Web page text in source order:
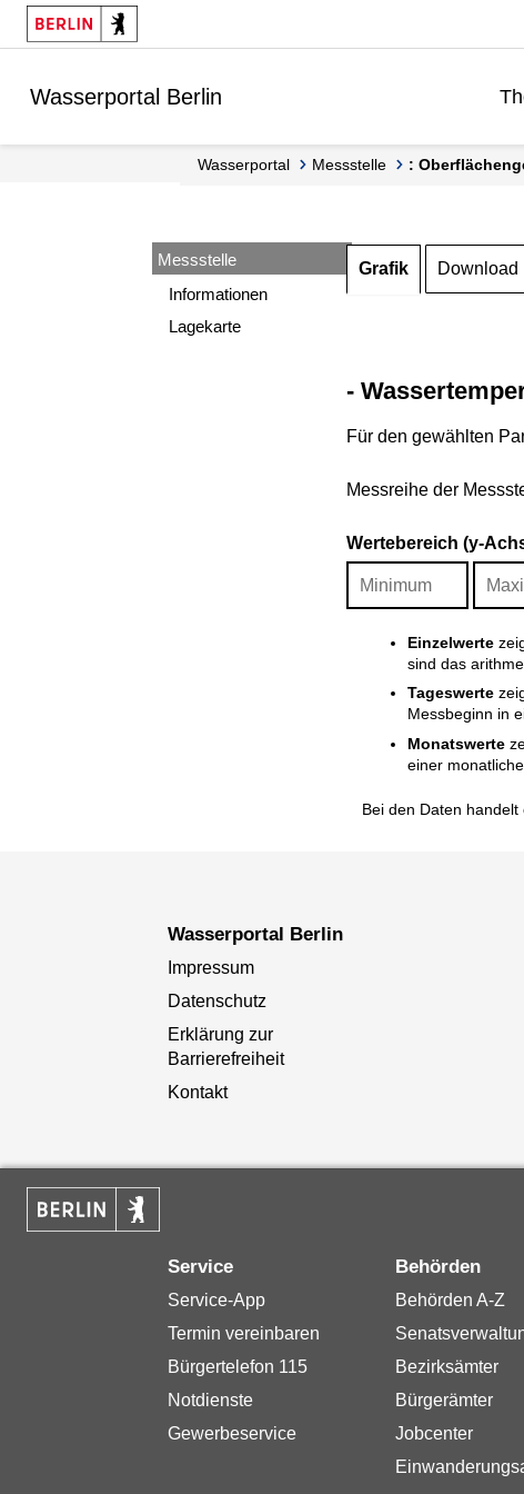
Springe zur Navigation
Springe zum Inhalt
Wasserportal Berlin
Wasserportal Messstelle :
Messstelle
Informationen
Lagekarte
Grafik Download
-
Für den gewählten
Messreihe der
Wertebereich (y-
Einzelwerte
sind das
Tageswerte
Messbeginn in
Monatswerte
einer
Bei den Daten
Wasserportal Berlin
Impressum
Datenschutz
Erklärung zur
Barrierefreiheit
Kontakt
Service
Service-App
Termin vereinbaren
Bürgertelefon 115
Notdienste
Gewerbeservice
Behörden
Behörden A-Z
Bezirksämter
Bürgerämter
Jobcenter